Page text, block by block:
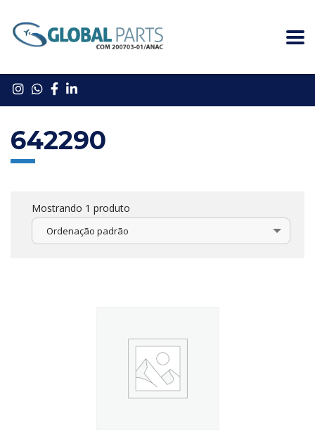
642290
Mostrando 1 produto
Ordenação padrão